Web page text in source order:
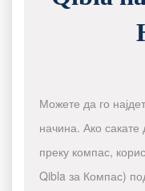
Можете да го
начина. Ако сакате
преку компас,
Qibla за Компас)